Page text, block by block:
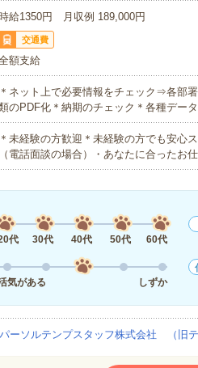
時給1350円 月収例 189,000円
交通費
額支給
＊ネット上で必要情報をチェック⇒各部
のPDF化＊納期のチェック＊各種デー
＊未経験の方歓迎＊未経験の方でも安心
（電話面談の場合）・あなたに合ったお
代
30代 40代 50代 60代
気がある
しずか
パーソルテンプスタッフ株式会社 （旧テ